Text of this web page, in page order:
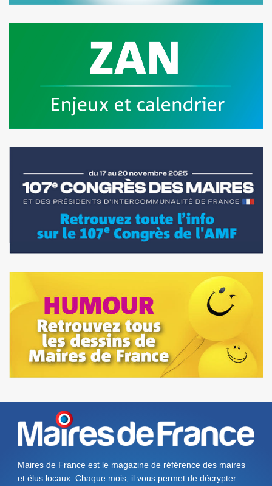
Maires de France est le magazine de référence des maires
et élus locaux. Chaque mois, il vous permet de décrypter